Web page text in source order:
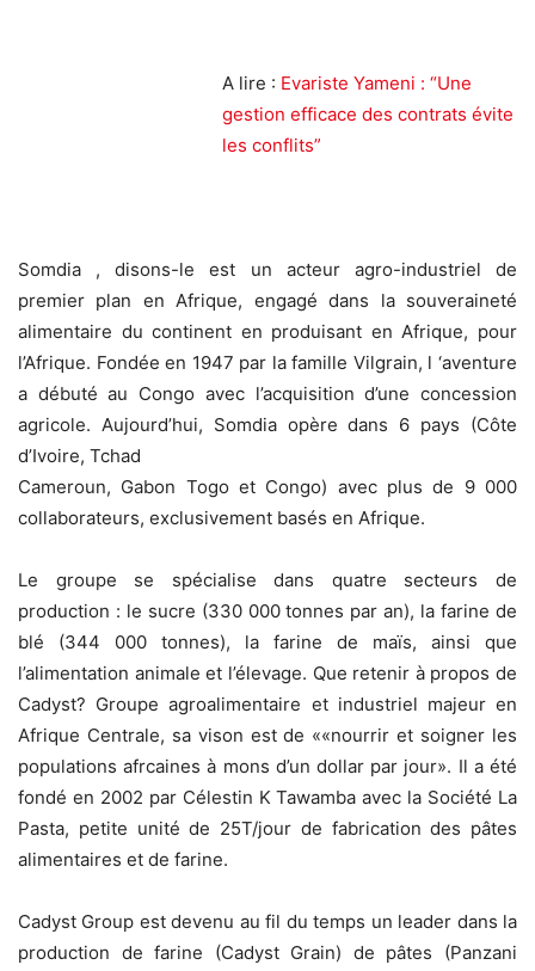
A lire : Evariste Yameni : “Une
gestion efficace des contrats évite
les conflits”
Somdia , disons-le est un acteur agro-industriel de
premier plan en Afrique, engagé dans la souveraineté
alimentaire du continent en produisant en Afrique, pour
l’Afrique. Fondée en 1947 par la famille Vilgrain, l ‘aventure
a débuté au Congo avec l’acquisition d’une concession
agricole. Aujourd’hui, Somdia opère dans 6 pays (Côte
d’Ivoire, Tchad
Cameroun, Gabon Togo et Congo) avec plus de 9 000
collaborateurs, exclusivement basés en Afrique.
Le groupe se spécialise dans quatre secteurs de
production : le sucre (330 000 tonnes par an), la farine de
blé (344 000 tonnes), la farine de maïs, ainsi que
l’alimentation animale et l’élevage. Que retenir à propos de
Cadyst? Groupe agroalimentaire et industriel majeur en
Afrique Centrale, sa vison est de ««nourrir et soigner les
populations afrcaines à mons d’un dollar par jour». Il a été
fondé en 2002 par Célestin K Tawamba avec la Société La
Pasta, petite unité de 25T/jour de fabrication des pâtes
alimentaires et de farine.
Cadyst Group est devenu au fil du temps un leader dans la
production de farine (Cadyst Grain) de pâtes (Panzani